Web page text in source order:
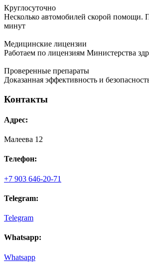
Круглосуточно
Несколько автомобилей скорой помощи.
минут
Медицинские лицензии
Работаем по лицензиям Министерства
Проверенные препараты
Доказанная эффективность и
Контакты
Адрес:
Малеева 12
Телефон:
+7 903 646-20-71
Telegram:
Telegram
Whatsapp:
Whatsapp